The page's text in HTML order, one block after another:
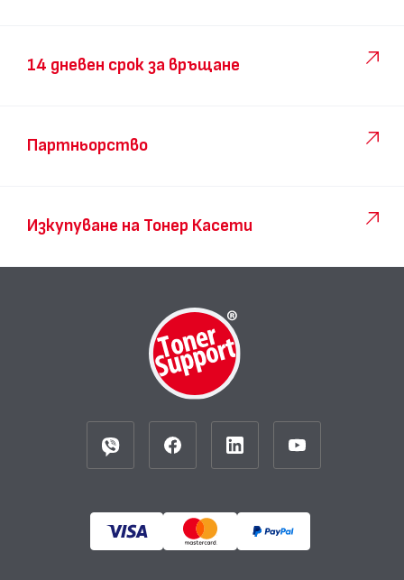
14 дневен срок за връщане
Партньорство
Изкупуване на Тонер Касети